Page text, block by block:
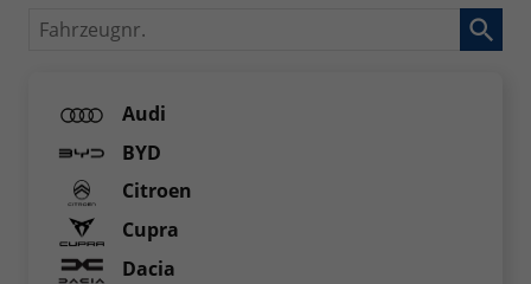
Fahrzeugnr.
Audi
BYD
Citroen
Cupra
Dacia